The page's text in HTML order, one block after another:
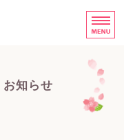
さくらホワイト歯科・矯正
知らせ